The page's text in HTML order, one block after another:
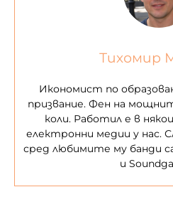
Тихомир
Икономист по
призвание. Фен на
коли. Работил е в
електронни медии у нас.
сред любимите му банди
и